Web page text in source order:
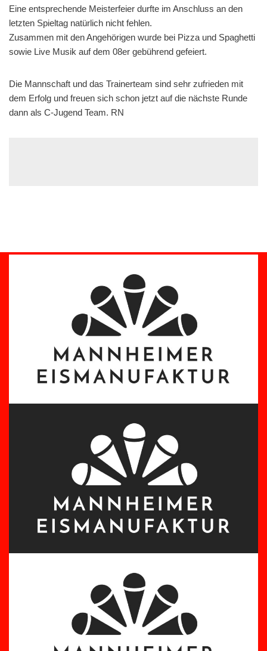
Eine entsprechende Meisterfeier durfte im Anschluss an den
letzten Spieltag natürlich nicht fehlen.
Zusammen mit den Angehörigen wurde bei Pizza und Spaghetti
sowie Live Musik auf dem 08er gebührend gefeiert.
Die Mannschaft und das Trainerteam sind sehr zufrieden mit
dem Erfolg und freuen sich schon jetzt auf die nächste Runde
dann als C-Jugend Team. RN